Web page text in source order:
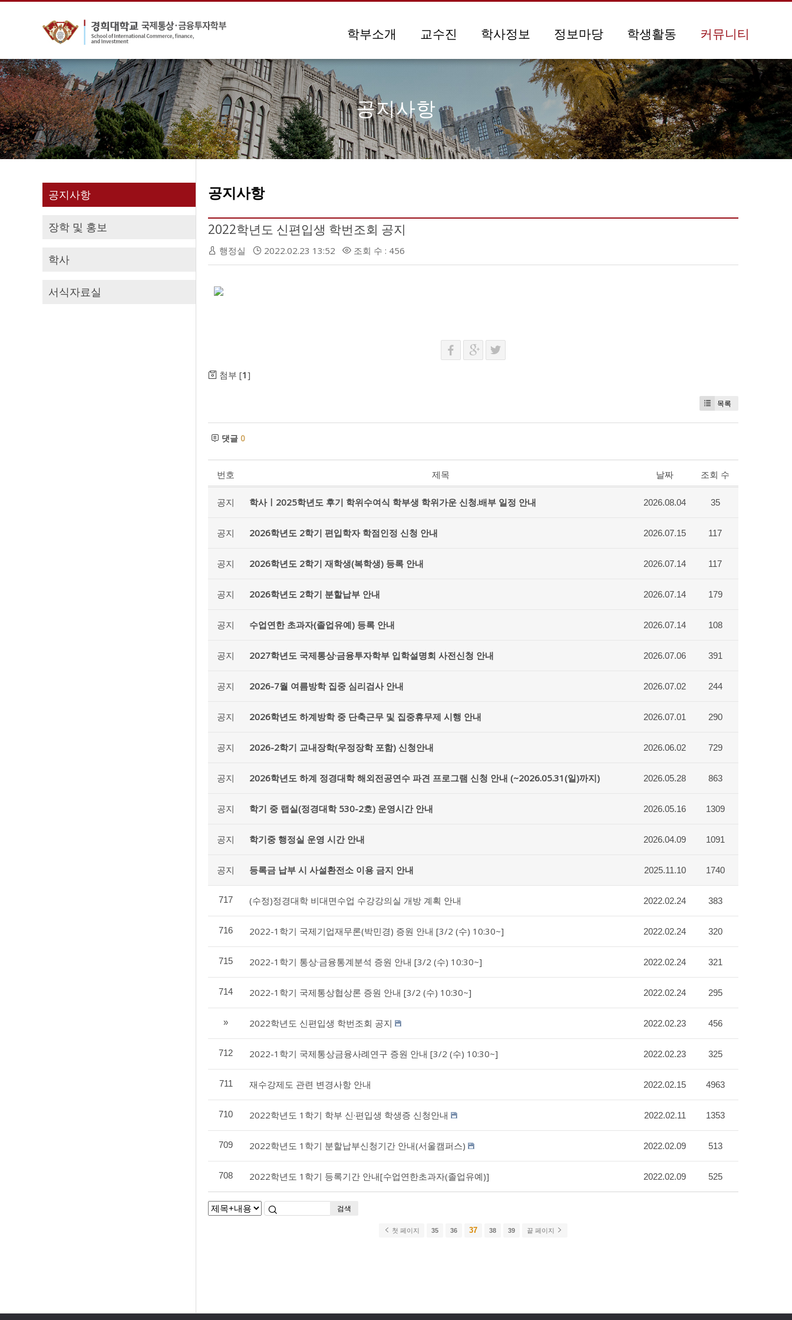
학부소개 교수진 학사정보 정보마당 학생활동 커뮤니티
공지사항
공지사항
장학 및 홍보
학사
서식자료실
공지사항
2022학년도 신편입생 학번조회 공지
행정실 2022.02.23 13:52 조회 수 : 456
첨부 [1]
목록
댓글 0
번호 제목 날짜 조회 수
공지 학사ㅣ2025학년도 후기 학위수여식 학부생 학위가운 신청.배부 일정 안내 2026.08.04 35
공지 2026학년도 2학기 편입학자 학점인정 신청 안내 2026.07.15 117
공지 2026학년도 2학기 재학생(복학생) 등록 안내 2026.07.14 117
공지 2026학년도 2학기 분할납부 안내 2026.07.14 179
공지 수업연한 초과자(졸업유예) 등록 안내 2026.07.14 108
공지 2027학년도 국제통상·금융투자학부 입학설명회 사전신청 안내 2026.07.06 391
공지 2026-7월 여름방학 집중 심리검사 안내 2026.07.02 244
공지 2026학년도 하계방학 중 단축근무 및 집중휴무제 시행 안내 2026.07.01 290
공지 2026-2학기 교내장학(우정장학 포함) 신청안내 2026.06.02 729
공지 2026학년도 하계 정경대학 해외전공연수 파견 프로그램 신청 안내 (~2026.05.31(일)까지) 2026.05.28 863
공지 학기 중 랩실(정경대학 530-2호) 운영시간 안내 2026.05.16 1309
공지 학기중 행정실 운영 시간 안내 2026.04.09 1091
공지 등록금 납부 시 사설환전소 이용 금지 안내 2025.11.10 1740
717 (수정)정경대학 비대면수업 수강강의실 개방 계획 안내 2022.02.24 383
716 2022-1학기 국제기업재무론(박민경) 증원 안내 [3/2 (수) 10:30~] 2022.02.24 320
715 2022-1학기 통상·금융통계분석 증원 안내 [3/2 (수) 10:30~] 2022.02.24 321
714 2022-1학기 국제통상협상론 증원 안내 [3/2 (수) 10:30~] 2022.02.24 295
» 2022학년도 신편입생 학번조회 공지 2022.02.23 456
712 2022-1학기 국제통상금융사례연구 증원 안내 [3/2 (수) 10:30~] 2022.02.23 325
711 재수강제도 관련 변경사항 안내 2022.02.15 4963
710 2022학년도 1학기 학부 신·편입생 학생증 신청안내 2022.02.11 1353
709 2022학년도 1학기 분할납부신청기간 안내(서울캠퍼스) 2022.02.09 513
708 2022학년도 1학기 등록기간 안내[수업연한초과자(졸업유예)] 2022.02.09 525
검색
첫 페이지 35 36 37 38 39 끝 페이지